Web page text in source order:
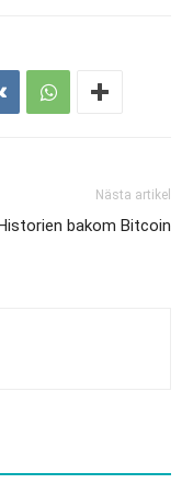
Nästa artikel
Historien bakom Bitcoin